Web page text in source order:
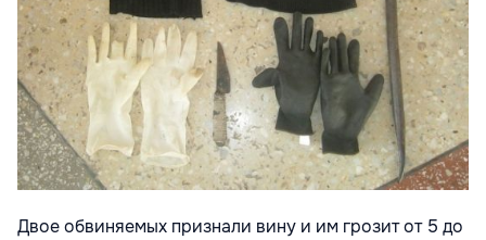
Двое обвиняемых признали вину и им грозит от 5 до